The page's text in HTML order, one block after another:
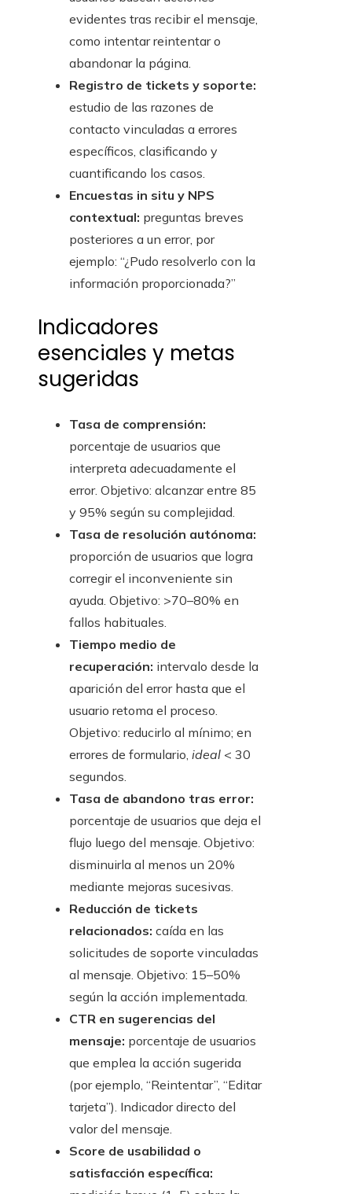
evidentes tras recibir el mensaje,
como intentar reintentar o
abandonar la página.
Registro de tickets y soporte:
estudio de las razones de
contacto vinculadas a errores
específicos, clasificando y
cuantificando los casos.
Encuestas in situ y NPS
contextual: preguntas breves
posteriores a un error, por
ejemplo: “¿Pudo resolverlo con la
información proporcionada?”
Indicadores
esenciales y metas
sugeridas
Tasa de comprensión:
porcentaje de usuarios que
interpreta adecuadamente el
error. Objetivo: alcanzar entre 85
y 95% según su complejidad.
Tasa de resolución autónoma:
proporción de usuarios que logra
corregir el inconveniente sin
ayuda. Objetivo: >70–80% en
fallos habituales.
Tiempo medio de
recuperación: intervalo desde la
aparición del error hasta que el
usuario retoma el proceso.
Objetivo: reducirlo al mínimo; en
errores de formulario, ideal < 30
segundos.
Tasa de abandono tras error:
porcentaje de usuarios que deja el
flujo luego del mensaje. Objetivo:
disminuirla al menos un 20%
mediante mejoras sucesivas.
Reducción de tickets
relacionados: caída en las
solicitudes de soporte vinculadas
al mensaje. Objetivo: 15–50%
según la acción implementada.
CTR en sugerencias del
mensaje: porcentaje de usuarios
que emplea la acción sugerida
(por ejemplo, “Reintentar”, “Editar
tarjeta”). Indicador directo del
valor del mensaje.
Score de usabilidad o
satisfacción específica: